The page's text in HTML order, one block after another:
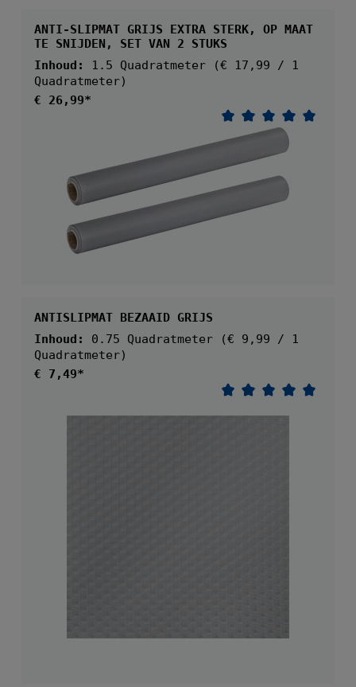
Gemiddelde
ANTI-SLIPMAT GRIJS EXTRA STERK, OP MAAT
TE SNIJDEN, SET VAN 2 STUKS
Inhoud: 1.5 Quadratmeter
(€ 17,99 / 1
Quadratmeter)
Normale prijs:
€ 26,99*
ANTISLIPMAT BEZAAID GRIJS
Inhoud: 0.75 Quadratmeter
(€ 9,99 / 1
Quadratmeter)
Normale prijs:
€ 7,49*